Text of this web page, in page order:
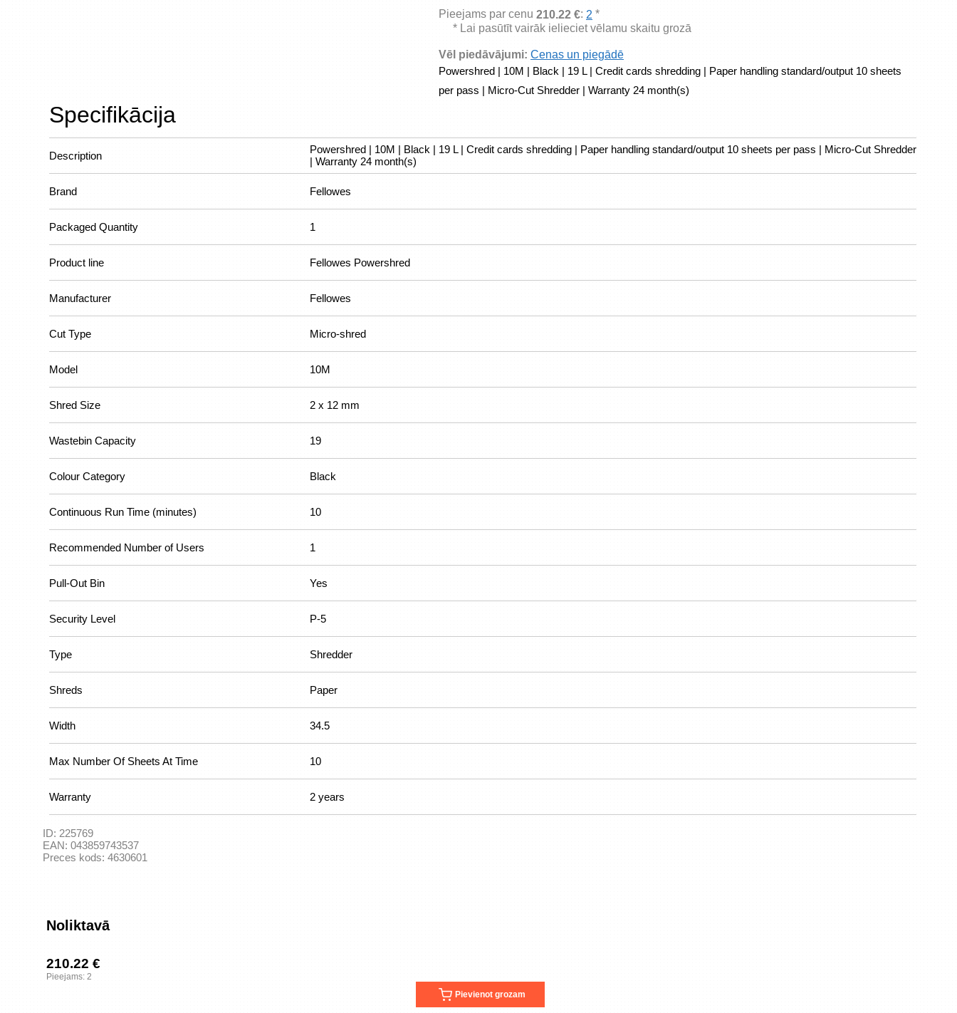
Pieejams par cenu 210.22 €: 2 *
* Lai pasūtīt vairāk ielieciet vēlamu skaitu grozā
Vēl piedāvājumi: Cenas un piegādē
Powershred | 10M | Black | 19 L | Credit cards shredding | Paper handling standard/output 10 sheets
per pass | Micro-Cut Shredder | Warranty 24 month(s)
Specifikācija
Description
Powershred | 10M | Black | 19 L | Credit cards shredding | Paper handling standard/output 10 sheets per pass | Micro-Cut Shredder
| Warranty 24 month(s)
Brand Fellowes
Packaged Quantity 1
Product line Fellowes Powershred
Manufacturer Fellowes
Cut Type Micro-shred
Model 10M
Shred Size 2 x 12 mm
Wastebin Capacity 19
Colour Category Black
Continuous Run Time (minutes) 10
Recommended Number of Users 1
Pull-Out Bin Yes
Security Level P-5
Type Shredder
Shreds Paper
Width 34.5
Max Number Of Sheets At Time 10
Warranty 2 years
ID: 225769
EAN: 043859743537
Preces kods: 4630601
Noliktavā
210.22 €
Pieejams: 2
Pievienot grozam